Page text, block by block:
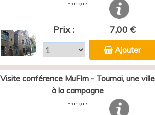
Français
Prix : 7,00 €
Ajouter
Visite conférence MuFIm - Tournai, une ville
à la campagne
Français